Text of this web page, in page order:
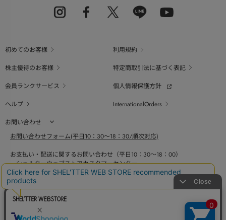
初めてのお客様
利用規約
株主優待のお客様
特定商取引法に基づく表記
会員ランクサービス
個人情報保護方針
ヘルプ
InternationalOrders
お問い合わせ
お問い合わせフォーム(平日10：30～18：30/順次対応)
お支払い・配送に関するお問い合わせ（平日10：30～18：00）
シェルターウェブストアカスタマーセンター
0800-123-6820
商品の素材、サイズ、仕様等に関するお問い合せ（平日10：30～18：00）
バロックジャパンリミテッドコールセンター
03-6730-9191